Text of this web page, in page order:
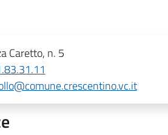
Caretto, n. 5